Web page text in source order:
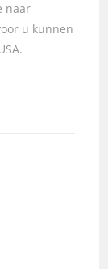
naar
u kunnen